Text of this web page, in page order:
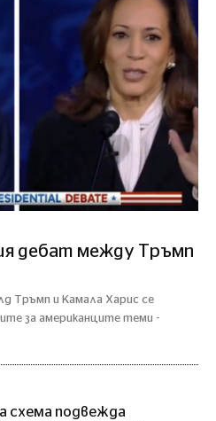
дебат между Тръмп
Тръмп и Камала Харис се
за американците теми -
схема подвежда